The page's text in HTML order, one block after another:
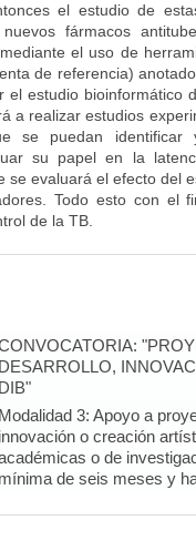
el estudio de
fármacos
el uso de
de referencia)
el estudio bioinformático
a realizar estudios
se puedan
su papel en la
se evaluará el efecto del
Todo esto con el
de la TB.
DESARROLLO,
DIB"
Modalidad 3: Apoyo a
innovación o creación
o de
mínima de seis meses y